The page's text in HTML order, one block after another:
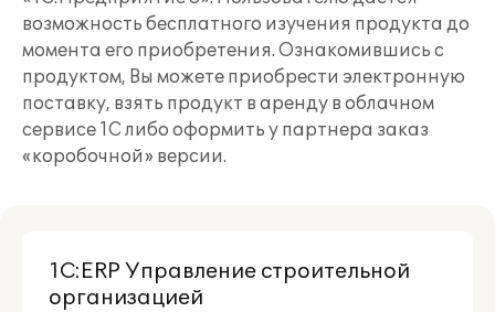
возможность бесплатного изучения продукта до
момента его приобретения. Ознакомившись с
продуктом, Вы можете приобрести электронную
поставку, взять продукт в аренду в облачном
сервисе 1С либо оформить у партнера заказ
«коробочной» версии.
1С:ERP Управление строительной
организацией